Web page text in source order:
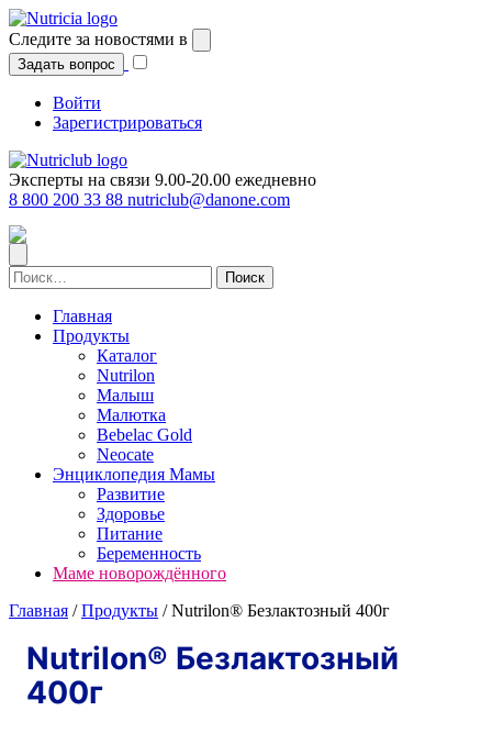
Перейти
к
содержимому
Следите за новостями в
Задать вопрос
Войти
Зарегистрироваться
Эксперты на связи 9.00-20.00 ежедневно
8 800 200 33 88 nutriclub@danone.com
Найти:
Главная
Продукты
Каталог
Nutrilon
Малыш
Малютка
Bebelac Gold
Neocate
Энциклопедия Мамы
Развитие
Здоровье
Питание
Беременность
Маме новорождённого
Главная /Продукты /Nutrilon® Безлактозный 400г
Nutrilon® Безлактозный
400г